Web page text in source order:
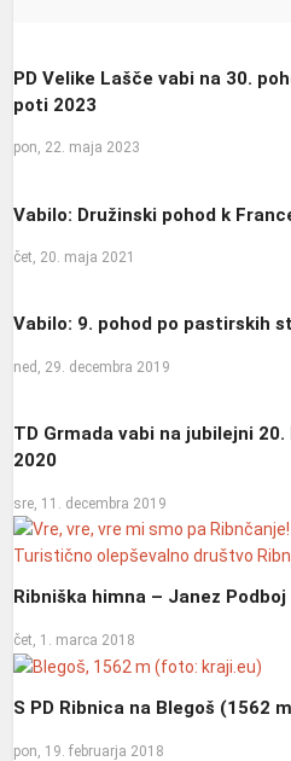
PD Velike Lašče vabi na 30.
poti 2023
pon, 22. maja 2023
Vabilo: Družinski pohod k
čet, 20. maja 2021
Vabilo: 9. pohod po pastirskih
ned, 29. decembra 2019
TD Grmada vabi na jubilejni
2020
sre, 11. decembra 2019
Ribniška himna – Janez Podboj
čet, 1. marca 2018
S PD Ribnica na Blegoš (1562
pon, 19. februarja 2018